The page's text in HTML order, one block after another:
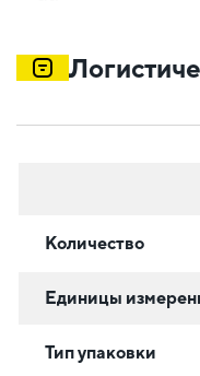
Количество
Единицы
Тип упаковки